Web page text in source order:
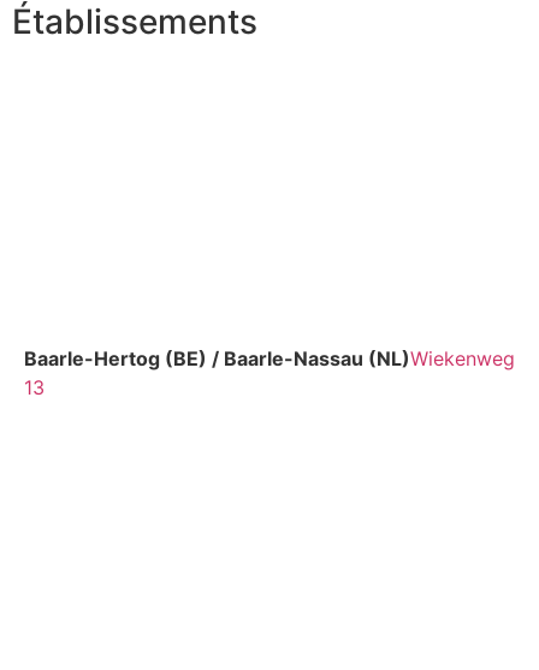
Établissements
Baarle-Hertog (BE) / Baarle-Nassau (NL)Wiekenweg
13